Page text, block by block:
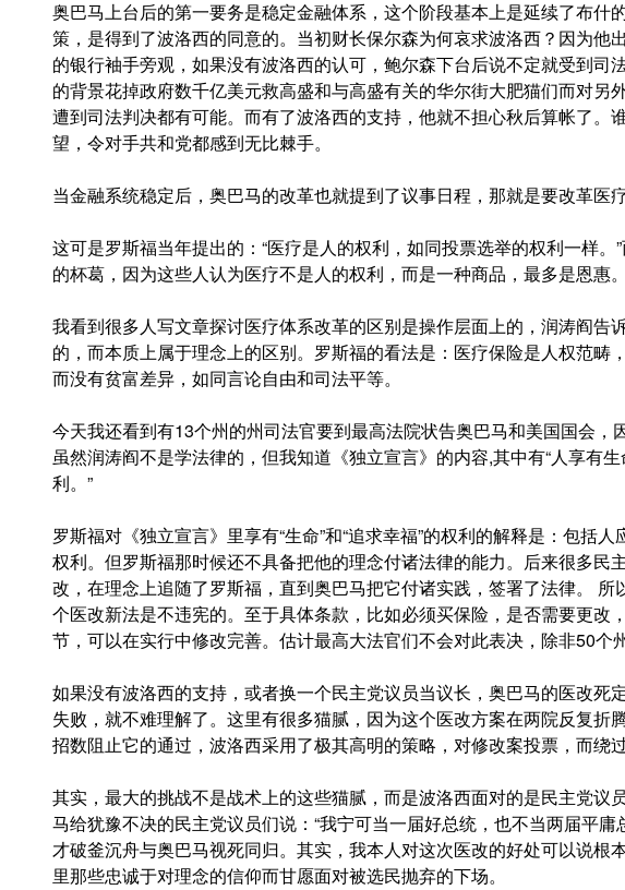
奥巴马上台后的第一要务是稳定金融体系，这个阶段基本上是延续了布什
策，是得到了波洛西的同意的。当初财长保尔森为何哀求波洛西？因为他
的银行袖手旁观，如果没有波洛西的认可，鲍尔森下台后说不定就受到司
的背景花掉政府数千亿美元救高盛和与高盛有关的华尔街大肥猫们而对另
遭到司法判决都有可能。而有了波洛西的支持，他就不担心秋后算帐了。
望，令对手共和党都感到无比棘手。
当金融系统稳定后，奥巴马的改革也就提到了议事日程，那就是要改革医疗
这可是罗斯福当年提出的：“医疗是人的权利，如同投票选举的权利一样。
的杯葛，因为这些人认为医疗不是人的权利，而是一种商品，最多是恩惠。
我看到很多人写文章探讨医疗体系改革的区别是操作层面上的，润涛阎告
的，而本质上属于理念上的区别。罗斯福的看法是：医疗保险是人权范畴
而没有贫富差异，如同言论自由和司法平等。
今天我还看到有13个州的州司法官要到最高法院状告奥巴马和美国国会，
虽然润涛阎不是学法律的，但我知道《独立宣言》的内容,其中有“人享有
利。”
罗斯福对《独立宣言》里享有“生命”和“追求幸福”的权利的解释是：包括
权利。但罗斯福那时候还不具备把他的理念付诸法律的能力。后来很多民
改，在理念上追随了罗斯福，直到奥巴马把它付诸实践，签署了法律。 所
个医改新法是不违宪的。至于具体条款，比如必须买保险，是否需要更改
节，可以在实行中修改完善。估计最高大法官们不会对此表决，除非50个
如果没有波洛西的支持，或者换一个民主党议员当议长，奥巴马的医改死
失败，就不难理解了。这里有很多猫腻，因为这个医改方案在两院反复折
招数阻止它的通过，波洛西采用了极其高明的策略，对修改案投票，而绕
其实，最大的挑战不是战术上的这些猫腻，而是波洛西面对的是民主党议
马给犹豫不决的民主党议员们说：“我宁可当一届好总统，也不当两届平庸
才破釜沉舟与奥巴马视死同归。其实，我本人对这次医改的好处可以说根
里那些忠诚于对理念的信仰而甘愿面对被选民抛弃的下场。